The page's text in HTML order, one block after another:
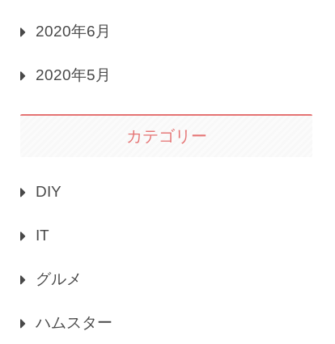
2020年6月
2020年5月
カテゴリー
DIY
IT
グルメ
ハムスター